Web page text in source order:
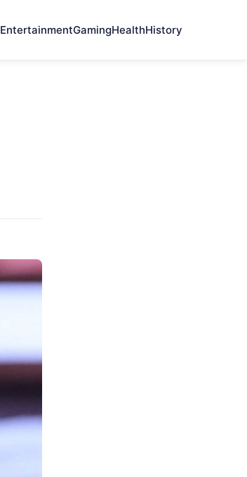
EntertainmentGamingHealthHistory